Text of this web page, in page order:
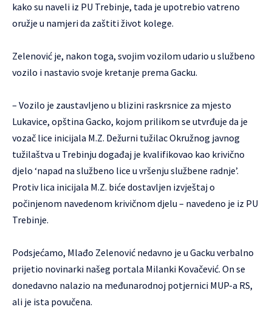
kako su naveli iz PU Trebinje, tada je upotrebio vatreno
oružje u namjeri da zaštiti život kolege.
Zelenović je, nakon toga, svojim vozilom udario u službeno
vozilo i nastavio svoje kretanje prema Gacku.
– Vozilo je zaustavljeno u blizini raskrsnice za mjesto
Lukavice, opština Gacko, kojom prilikom se utvrđuje da je
vozač lice inicijala M.Z. Dežurni tužilac Okružnog javnog
tužilaštva u Trebinju događaj je kvalifikovao kao krivično
djelo ‘napad na službeno lice u vršenju službene radnje’.
Protiv lica inicijala M.Z. biće dostavljen izvještaj o
počinjenom navedenom krivičnom djelu – navedeno je iz PU
Trebinje.
Podsjećamo, Mlađo Zelenović nedavno je u Gacku verbalno
prijetio novinarki našeg portala Milanki Kovačević. On se
donedavno nalazio na međunarodnoj potjernici MUP-a RS,
ali je ista povučena.